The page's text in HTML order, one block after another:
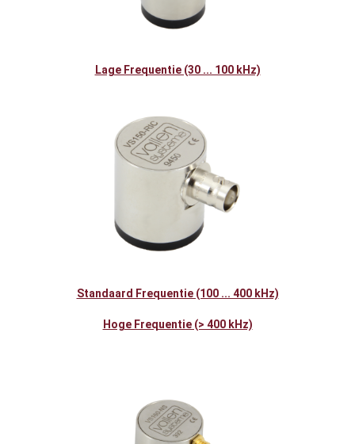
Lage Frequentie (30 ... 100 kHz)
Standaard Frequentie (100 ... 400 kHz)
Hoge Frequentie (> 400 kHz)